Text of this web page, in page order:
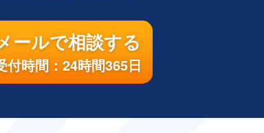
ールで相談する
付時間：24時間365日